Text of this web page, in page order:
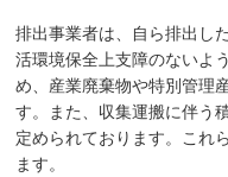
排出事業者は、自ら排出し
活環境保全上支障のないよ
め、産業廃棄物や特別管理
す。また、収集運搬に伴う
定められております。これ
ます。